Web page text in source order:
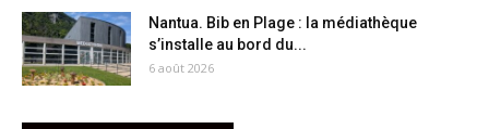
Nantua. Bib en Plage : la médiathèque
s’installe au bord du...
6 août 2026